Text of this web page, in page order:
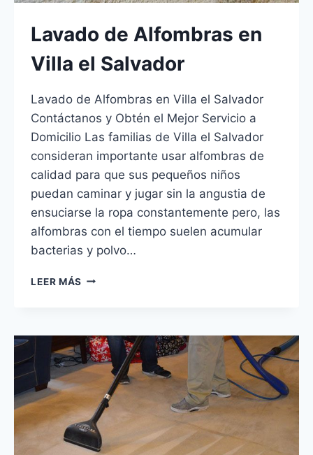
Lavado de Alfombras en
Villa el Salvador
Lavado de Alfombras en Villa el Salvador
Contáctanos y Obtén el Mejor Servicio a
Domicilio Las familias de Villa el Salvador
consideran importante usar alfombras de
calidad para que sus pequeños niños
puedan caminar y jugar sin la angustia de
ensuciarse la ropa constantemente pero, las
alfombras con el tiempo suelen acumular
bacterias y polvo…
LEER MÁS LAVADO
VILLA
EL
SALVADOR